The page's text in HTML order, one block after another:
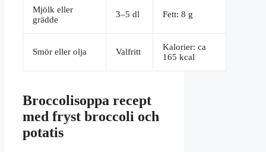
Mjölk eller
grädde
3–5 dl Fett: 8 g
Smör eller olja Valfritt
Kalorier: ca
165 kcal
Broccolisoppa recept
med fryst broccoli och
potatis